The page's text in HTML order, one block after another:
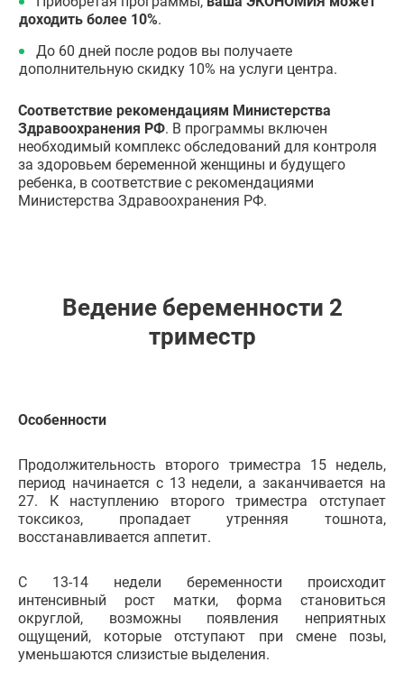
доходить более 10%.
До 60 дней после родов вы получаете
дополнительную скидку 10% на услуги центра.
Соответствие рекомендациям Министерства
Здравоохранения РФ. В программы включен
необходимый комплекс обследований для контроля
за здоровьем беременной женщины и будущего
ребенка, в соответствие с рекомендациями
Министерства Здравоохранения РФ.
Ведение беременности 2
триместр
Особенности
Продолжительность второго триместра 15 недель,
период начинается с 13 недели, а заканчивается на
27. К наступлению второго триместра отступает
токсикоз, пропадает утренняя тошнота,
восстанавливается аппетит.
С 13-14 недели беременности происходит
интенсивный рост матки, форма становиться
округлой, возможны появления неприятных
ощущений, которые отступают при смене позы,
уменьшаются слизистые выделения.